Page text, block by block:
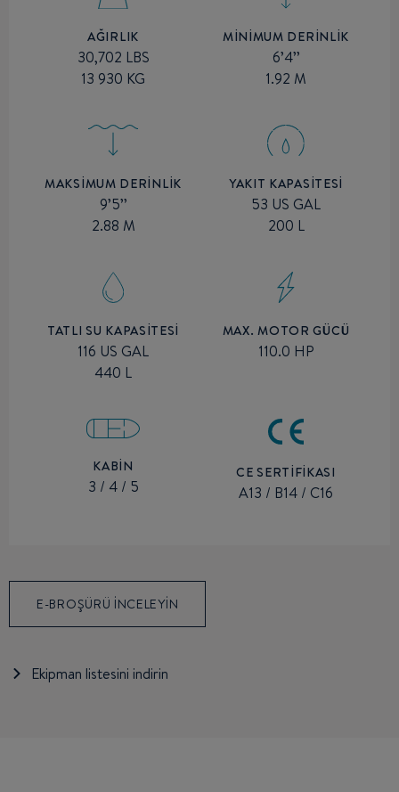
AĞIRLIK
30,702 LBS
13 930 KG
MİNİMUM DERİNLİK
6’4’’
1.92 M
MAKSİMUM DERİNLİK
9’5’’
2.88 M
YAKIT KAPASITESI
53 US GAL
200 L
TATLI SU KAPASITESI
116 US GAL
440 L
MAX. MOTOR GÜCÜ
110.0 HP
KABIN
3 / 4 / 5
CE SERTİFİKASI
A13 / B14 / C16
E-BROŞÜRÜ INCELEYIN
Ekipman listesini indirin